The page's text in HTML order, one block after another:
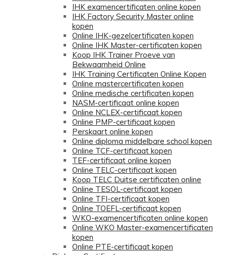
IHK examencertificaten online kopen
IHK Factory Security Master online
kopen
Online IHK-gezelcertificaten kopen
Online IHK Master-certificaten kopen
Koop IHK Trainer Proeve van
Bekwaamheid Online
IHK Training Certificaten Online Kopen
Online mastercertificaten kopen
Online medische certificaten kopen
NASM-certificaat online kopen
Online NCLEX-certificaat kopen
Online PMP-certificaat kopen
Perskaart online kopen
Online diploma middelbare school kopen
Online TCF-certificaat kopen
TEF-certificaat online kopen
Online TELC-certificaat kopen
Koop TELC Duitse certificaten online
Online TESOL-certificaat kopen
Online TFI-certificaat kopen
Online TOEFL-certificaat kopen
WKO-examencertificaten online kopen
Online WKO Master-examencertificaten
kopen
Online PTE-certificaat kopen